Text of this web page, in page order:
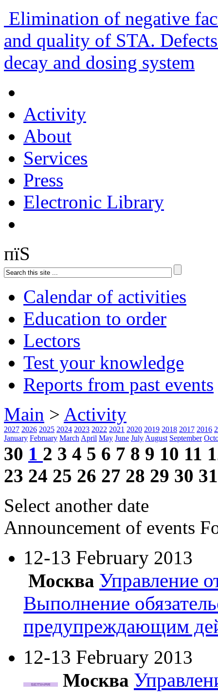
Elimination of negative
and quality of STA.
decay and dosing system
Activity
About
Services
Press
Electronic Library
пїЅ
Calendar of activities
Education to order
Lectors
Test your knowledge
Reports from past events
Main > Activity
2027 2026 2025 2024 2023 2022 2021 2020 2019 2018 2017 2016
January February MarchApril May June JulyAugust September
30 1 2 3 4 5 6 7 8 9 10 11
23 24 25 26 27 28 29 30 31
Select another date
Announcement of events
12-13 February 2013
Москва Управление
Выполнение
предупреждающим
12-13 February 2013
Москва